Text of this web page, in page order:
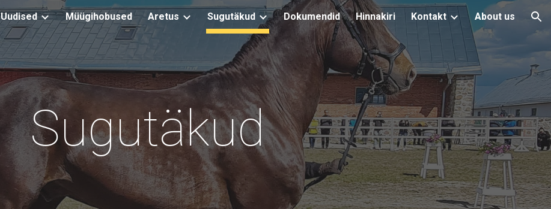
Skip to main content Skip to navigation
Uudised Müügihobused Aretus Sugutäkud Dokumendid Hinnakiri Kontakt About us
Sugutäkud